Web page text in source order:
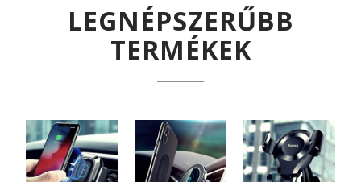
LEGNÉPSZERŰBB
TERMÉKEK